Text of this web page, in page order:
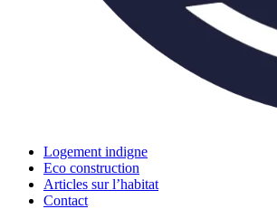
Logement indigne
Eco construction
Articles sur l’habitat
Contact